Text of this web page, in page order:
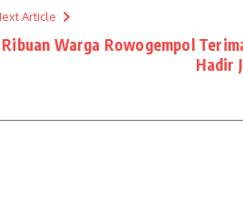
Article
Ribuan Warga Rowogempol
Hadir